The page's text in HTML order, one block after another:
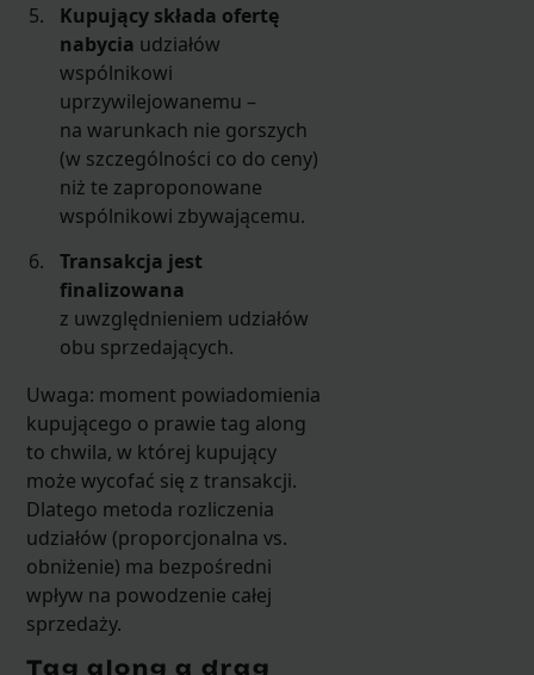
Kupujący składa ofertę
nabycia udziałów
wspólnikowi
uprzywilejowanemu –
na warunkach nie gorszych
(w szczególności co do ceny)
niż te zaproponowane
wspólnikowi zbywającemu.
Transakcja jest
finalizowana
z uwzględnieniem udziałów
obu sprzedających.
Uwaga: moment powiadomienia
kupującego o prawie tag along
to chwila, w której kupujący
może wycofać się z transakcji.
Dlatego metoda rozliczenia
udziałów (proporcjonalna vs.
obniżenie) ma bezpośredni
wpływ na powodzenie całej
sprzedaży.
Tag along a drag